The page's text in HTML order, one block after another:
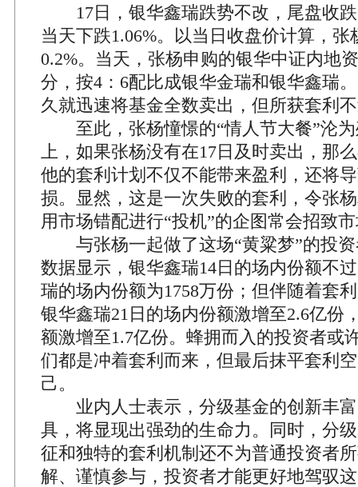
17日，银华鑫瑞跌势不改，尾盘收跌
当天下跌1.06%。以当日收盘价计算，
0.2%。当天，张杨申购的银华中证内地
分，按4：6配比成银华金瑞和银华鑫瑞
久就迅速将基金全数卖出，但所获套利
至此，张杨憧憬的“情人节大餐”沦为
上，如果张杨没有在17日及时卖出，那
他的套利计划不仅不能带来盈利，还将
损。显然，这是一次失败的套利，令张
用市场错配进行“投机”的企图常会招致
与张杨一起做了这场“黄粱梦”的投资
数据显示，银华鑫瑞14日的场内份额不
瑞的场内份额为1758万份；但伴随着套
银华鑫瑞21日的场内份额激增至2.6亿份
额激增至1.7亿份。蜂拥而入的投资者或
们都是冲着套利而来，但最后抹平套利
己。
业内人士表示，分级基金的创新丰富
具，将显现出强劲的生命力。同时，分
征和独特的套利机制还不为普通投资者
解、谨慎参与，投资者才能更好地驾驭